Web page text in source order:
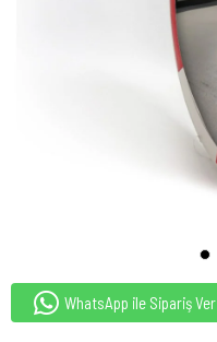
WhatsApp ile Sipariş Ver